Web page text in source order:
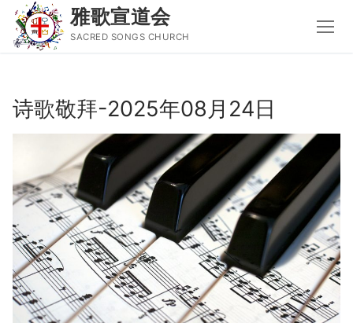
content
雅歌宣道会
SACRED SONGS CHURCH
Search
主页
主日讲道
圣经导读新唱
属灵书籍
聚会信息
诗歌敬拜-2025年08月24日